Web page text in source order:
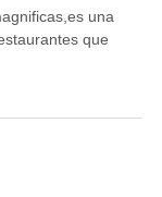
una
que